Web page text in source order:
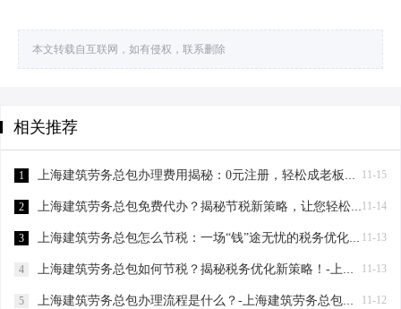
本文转载自互联网，如有侵权，联系删除
相关推荐
11-15
1 上海建筑劳务总包办理费用揭秘：0元注册，轻松成老板！-上海建筑劳务总包办理费用
11-14
2 上海建筑劳务总包免费代办？揭秘节税新策略，让您轻松成老板！-上海建筑劳务总包免费代办吗？
11-13
3 上海建筑劳务总包怎么节税：一场“钱”途无忧的税务优化之旅-上海建筑劳务总包怎么节税
11-13
4 上海建筑劳务总包如何节税？揭秘税务优化新策略！-上海建筑劳务总包如何节税
11-12
5 上海建筑劳务总包办理流程是什么？-上海建筑劳务总包办理流程是什么